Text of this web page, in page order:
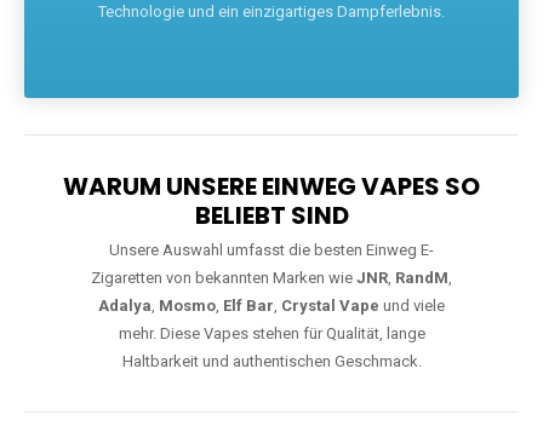
haben die perfekte Auswahl. Alle Modelle bieten moderne
WARUM UNSERE EINWEG VAPES SO
BELIEBT SIND
Unsere Auswahl umfasst die besten Einweg E-
Zigaretten von bekannten Marken wieJNR,RandM
Adalya, Mosmo,Elf Bar,Crystal Vape und viele
mehr. Diese Vapes stehen für Qualität, lange